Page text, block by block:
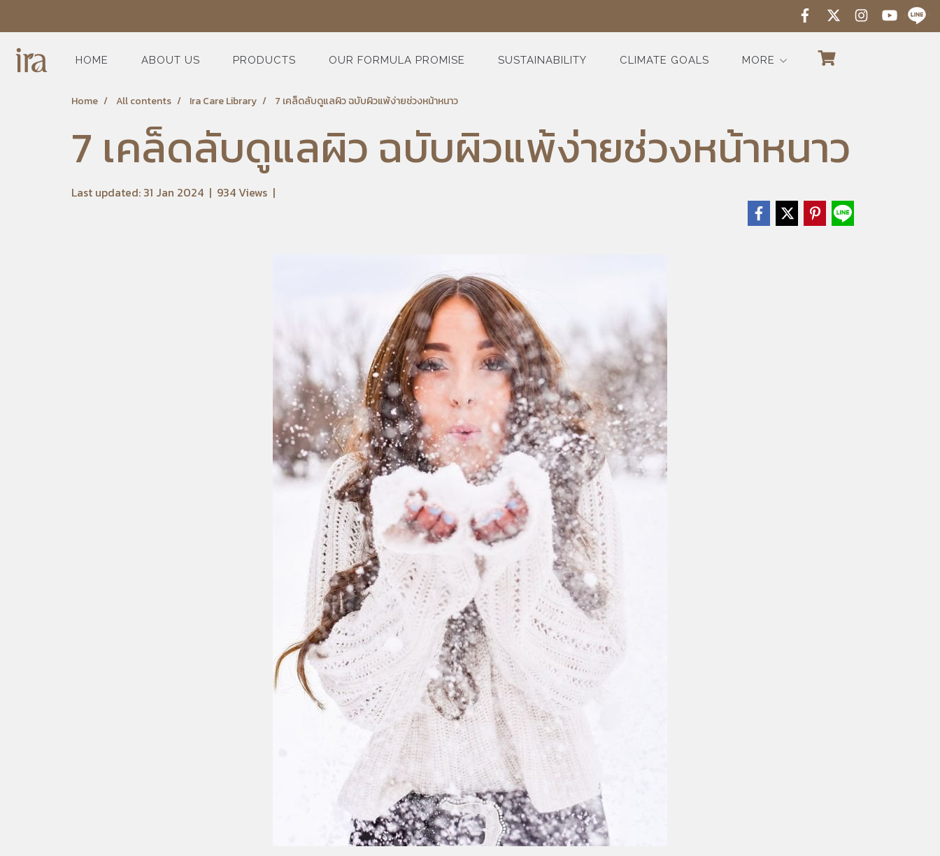
HOME ABOUT US PRODUCTS OUR FORMULA PROMISE SUSTAINABILITY CLIMATE GOALS MORE
Home All contents Ira Care Library 7 เคล็ดลับดูแลผิว ฉบับผิวแพ้ง่ายช่วงหน้าหนาว
7 เคล็ดลับดูแลผิว ฉบับผิวแพ้ง่ายช่วงหน้าหนาว
Last updated: 31 Jan 2024 | 934 Views |